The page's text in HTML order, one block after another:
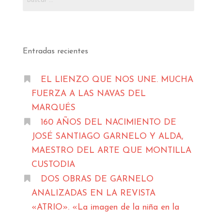
Entradas recientes
EL LIENZO QUE NOS UNE. MUCHA
FUERZA A LAS NAVAS DEL
MARQUÉS
160 AÑOS DEL NACIMIENTO DE
JOSÉ SANTIAGO GARNELO Y ALDA,
MAESTRO DEL ARTE QUE MONTILLA
CUSTODIA
DOS OBRAS DE GARNELO
ANALIZADAS EN LA REVISTA
«ATRIO». «La imagen de la niña en la